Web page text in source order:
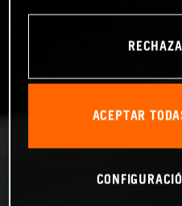
ACEPTAR